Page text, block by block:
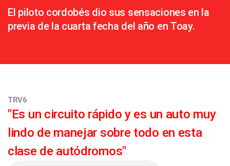
El piloto cordobés dio sus sensaciones en la
previa de la cuarta fecha del año en Toay.
TRV6
"Es un circuito rápido y es un auto muy
lindo de manejar sobre todo en esta
clase de autódromos"